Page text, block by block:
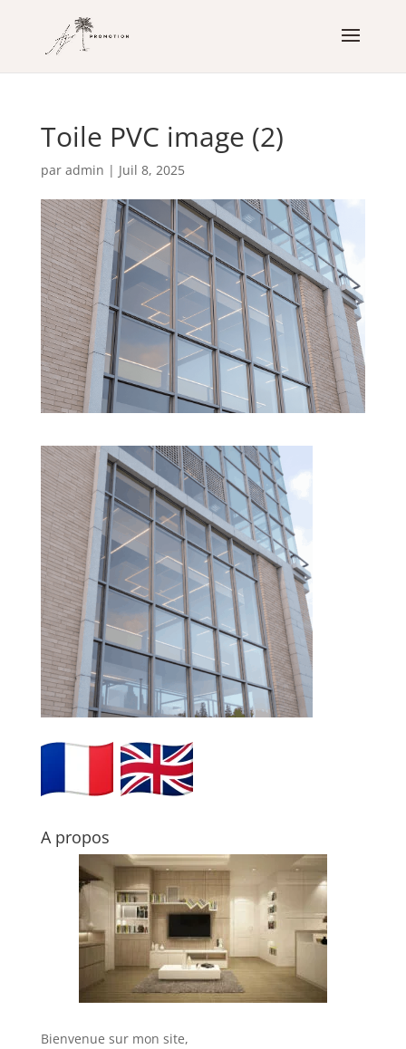
Toile PVC image (2)
par admin | Juil 8, 2025
A propos
Bienvenue sur mon site,